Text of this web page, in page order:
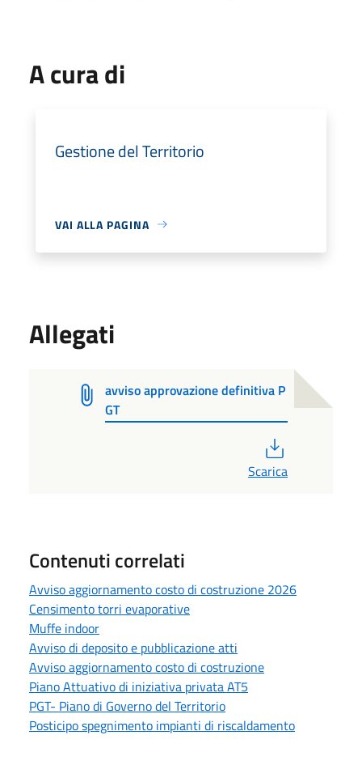
A cura di
Gestione del Territorio
VAI ALLA PAGINA
Allegati
avviso approvazione definitiva P
GT
Scarica
Contenuti correlati
Avviso aggiornamento costo di costruzione 2026
Censimento torri evaporative
Muffe indoor
Avviso di deposito e pubblicazione atti
Avviso aggiornamento costo di costruzione
Piano Attuativo di iniziativa privata AT5
PGT- Piano di Governo del Territorio
Posticipo spegnimento impianti di riscaldamento